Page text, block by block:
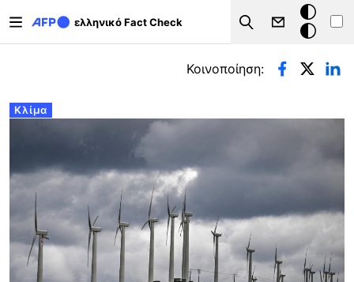
ελληνικό Fact Check
Search
Σκοτεινή
Πρωτεύουσες καρτέλες
Κλίμα
Κοινοποίηση: